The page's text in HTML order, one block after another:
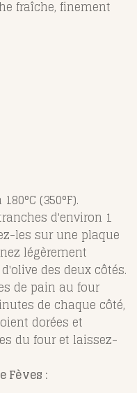
fraîche, finement
(350°F).
d'environ 1
les sur une plaque
légèrement
des deux côtés.
de pain au four
de chaque côté,
dorées et
du four et laissez-
Fèves :